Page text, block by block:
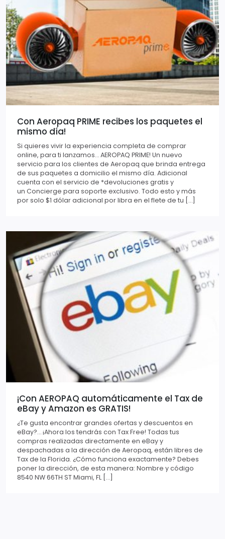
Con Aeropaq PRIME recibes los paquetes el
mismo día!
Si quieres vivir la experiencia completa de comprar
online, para ti lanzamos… AEROPAQ PRIME! Un nuevo
servicio para los clientes de Aeropaq que brinda entrega
de sus paquetes a domicilio el mismo día. Adicional
cuenta con el servicio de *devoluciones gratis y
un Concierge para soporte exclusivo. Todo esto y más
por solo $1 dólar adicional por libra en el flete de tu […]
¡Con AEROPAQ automáticamente el Tax de
eBay y Amazon es GRATIS!
¿Te gusta encontrar grandes ofertas y descuentos en
eBay?… ¡Ahora los tendrás con Tax Free! Todas tus
compras realizadas directamente en eBay y
despachadas a la dirección de Aeropaq, están libres de
Tax de la Florida. ¿Cómo funciona exactamente? Debes
poner la dirección, de esta manera: Nombre y código
8540 NW 66TH ST Miami, FL […]